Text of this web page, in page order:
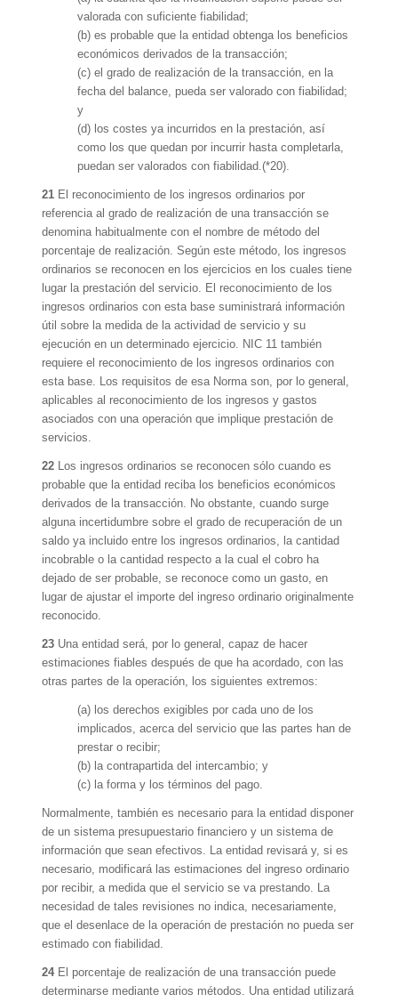
valorada con suficiente fiabilidad;
(b) es probable que la entidad obtenga los beneficios
económicos derivados de la transacción;
(c) el grado de realización de la transacción, en la
fecha del balance, pueda ser valorado con fiabilidad;
y
(d) los costes ya incurridos en la prestación, así
como los que quedan por incurrir hasta completarla,
puedan ser valorados con fiabilidad.(*20).
21 El reconocimiento de los ingresos ordinarios por
referencia al grado de realización de una transacción se
denomina habitualmente con el nombre de método del
porcentaje de realización. Según este método, los ingresos
ordinarios se reconocen en los ejercicios en los cuales tiene
lugar la prestación del servicio. El reconocimiento de los
ingresos ordinarios con esta base suministrará información
útil sobre la medida de la actividad de servicio y su
ejecución en un determinado ejercicio. NIC 11 también
requiere el reconocimiento de los ingresos ordinarios con
esta base. Los requisitos de esa Norma son, por lo general,
aplicables al reconocimiento de los ingresos y gastos
asociados con una operación que implique prestación de
servicios.
22 Los ingresos ordinarios se reconocen sólo cuando es
probable que la entidad reciba los beneficios económicos
derivados de la transacción. No obstante, cuando surge
alguna incertidumbre sobre el grado de recuperación de un
saldo ya incluido entre los ingresos ordinarios, la cantidad
incobrable o la cantidad respecto a la cual el cobro ha
dejado de ser probable, se reconoce como un gasto, en
lugar de ajustar el importe del ingreso ordinario originalmente
reconocido.
23 Una entidad será, por lo general, capaz de hacer
estimaciones fiables después de que ha acordado, con las
otras partes de la operación, los siguientes extremos:
(a) los derechos exigibles por cada uno de los
implicados, acerca del servicio que las partes han de
prestar o recibir;
(b) la contrapartida del intercambio; y
(c) la forma y los términos del pago.
Normalmente, también es necesario para la entidad disponer
de un sistema presupuestario financiero y un sistema de
información que sean efectivos. La entidad revisará y, si es
necesario, modificará las estimaciones del ingreso ordinario
por recibir, a medida que el servicio se va prestando. La
necesidad de tales revisiones no indica, necesariamente,
que el desenlace de la operación de prestación no pueda ser
estimado con fiabilidad.
24El porcentaje de realización de una transacción puede
determinarse mediante varios métodos. Una entidad utilizará